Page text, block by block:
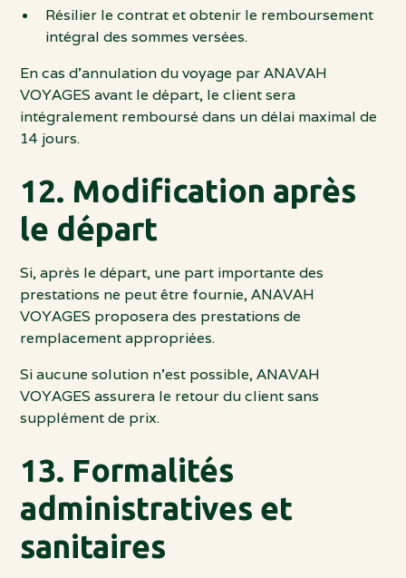
Résilier le contrat et obtenir le remboursement
intégral des sommes versées.
En cas d’annulation du voyage par ANAVAH
VOYAGES avant le départ, le client sera
intégralement remboursé dans un délai maximal de
14 jours.
12. Modification après
le départ
Si, après le départ, une part importante des
prestations ne peut être fournie, ANAVAH
VOYAGES proposera des prestations de
remplacement appropriées.
Si aucune solution n’est possible, ANAVAH
VOYAGES assurera le retour du client sans
supplément de prix.
13. Formalités
administratives et
sanitaires